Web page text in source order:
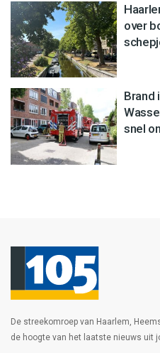
over
Brand
snel
De streekomroep van Haarlem,
de hoogte van het laatste nieuws uit